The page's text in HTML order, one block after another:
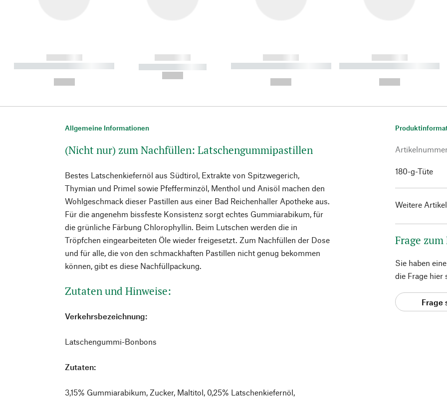
------------
----------- ----------- ----------
------------
----------- -----------
------------
----------- ----------- ----------
------------
----------- ----------- ----------
Allgemeine Informationen
(Nicht nur) zum Nachfüllen: Latschengummipastillen
Bestes Latschenkiefernöl aus Südtirol, Extrakte von Spitzwegerich,
Thymian und Primel sowie Pfefferminzöl, Menthol und Anisöl machen den
Wohlgeschmack dieser Pastillen aus einer Bad Reichenhaller Apotheke aus.
Für die angenehm bissfeste Konsistenz sorgt echtes Gummiarabikum, für
die grünliche Färbung Chlorophyllin. Beim Lutschen werden die in
Tröpfchen eingearbeiteten Öle wieder freigesetzt. Zum Nachfüllen der Dose
und für alle, die von den schmackhaften Pastillen nicht genug bekommen
können, gibt es diese Nachfüllpackung.
Zutaten und Hinweise:
Verkehrsbezeichnung:
Latschengummi-Bonbons
Zutaten:
3,15% Gummiarabikum, Zucker, Maltitol, 0,25% Latschenkiefernöl,
180-g-Tüte
Weitere
Frage
Sie haben
die Frage hier
Frage